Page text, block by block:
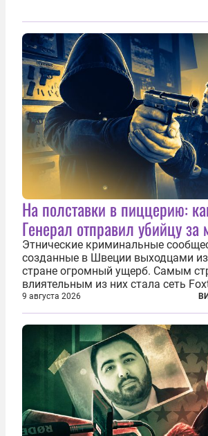
На полставки в пиццерию:
Генерал отправил убийцу за
Этнические криминальные
созданные в Швеции выходцами
стране огромный ущерб. Самым
влиятельным из них стала сеть
этой сети не только убивают и
подсаживают их на наркотики, но
нечто еще даже более страшное —
9 августа 2026